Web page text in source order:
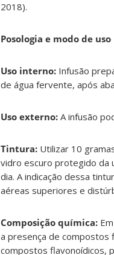
2018).
Posologia e modo de uso
Uso interno: Infusão
de água fervente, após
Uso externo: A infusão
Tintura: Utilizar 10
vidro escuro protegido da
dia. A indicação dessa
aéreas superiores e
Composição química:
a presença de compostos
compostos flavonoídicos,